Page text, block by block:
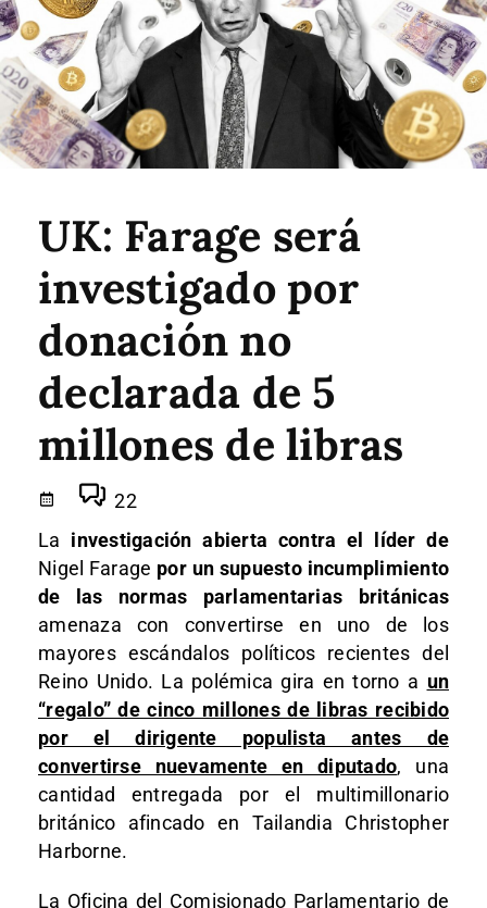
UK: Farage será
investigado por
donación no
declarada de 5
millones de libras
22
La investigación abierta contra el líder de
Nigel Farage por un supuesto incumplimiento
de las normas parlamentarias británicas
amenaza con convertirse en uno de los
mayores escándalos políticos recientes del
Reino Unido. La polémica gira en torno a un
“regalo” de cinco millones de libras recibido
por el dirigente populista antes de
convertirse nuevamente en diputado, una
cantidad entregada por el multimillonario
británico afincado en Tailandia Christopher
Harborne.
La Oficina del Comisionado Parlamentario de